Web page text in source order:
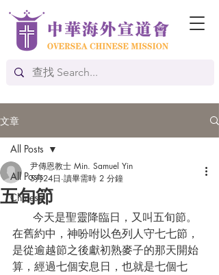
文章
All Posts
Chinese
All Posts
五旬節
尹傳恩教士 Min. Samuel Yin
5月24日 讀畢需時 2 分鐘
在舊約中，神吩咐以色列人守七七節，
是從逾越節之後獻初熟麥子的那天開始
算，經過七個安息日，也就是七個七